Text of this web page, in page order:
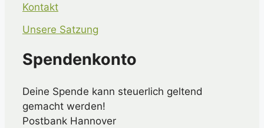
Kontakt
Unsere Satzung
Spendenkonto
Deine Spende kann steuerlich geltend
gemacht werden!
Postbank Hannover